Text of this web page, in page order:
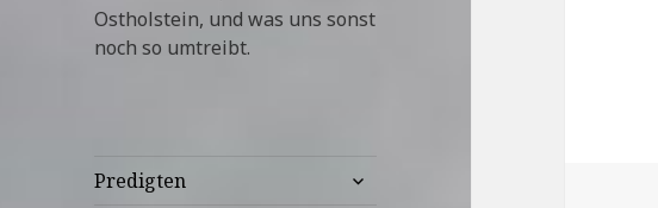
Ostholstein, und was uns sonst
noch so umtreibt.
Predigten
untermenü